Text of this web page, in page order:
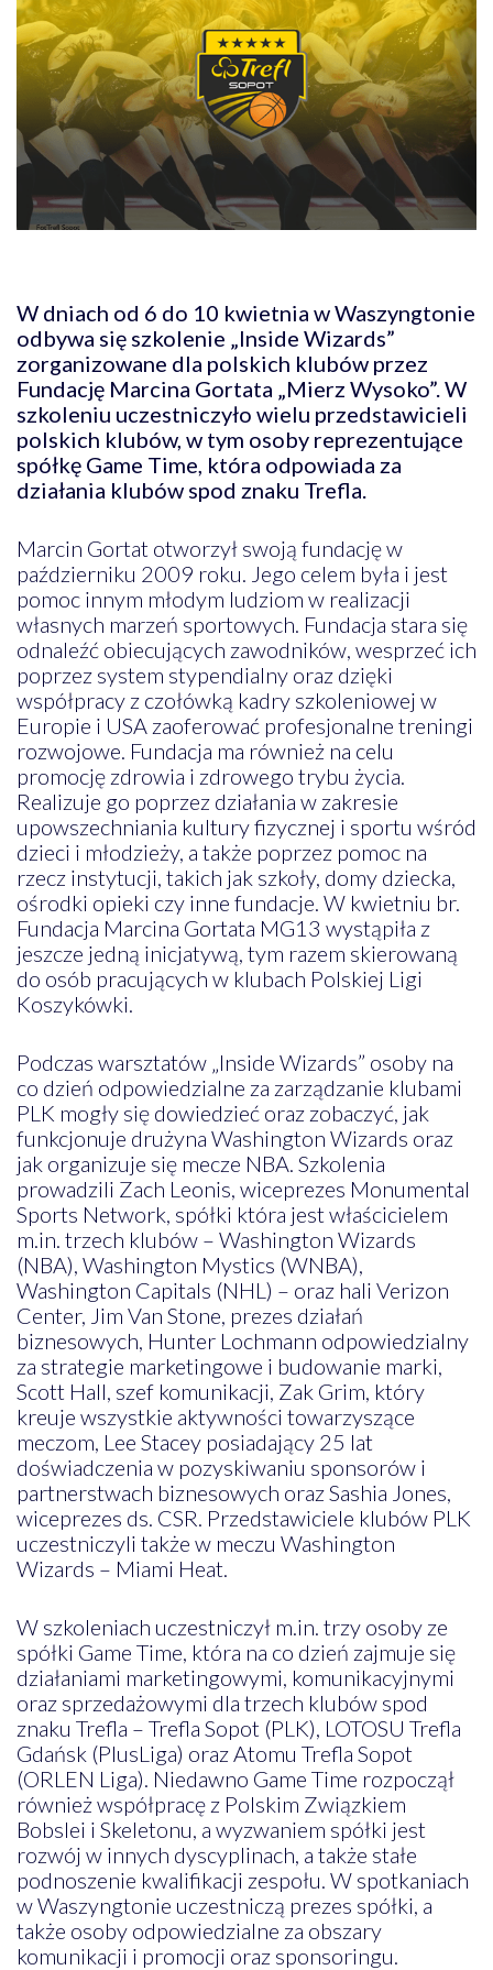
W dniach od 6 do 10 kwietnia w Waszyngtonie
odbywa się szkolenie „Inside Wizards”
zorganizowane dla polskich klubów przez
Fundację Marcina Gortata „Mierz Wysoko”.W
szkoleniu uczestniczyło wielu przedstawicieli
polskich klubów, w tym osoby reprezentujące
spółkę Game Time, która odpowiada za
działania klubów spod znaku Trefla.
Marcin Gortat otworzył swoją fundację w
październiku 2009 roku. Jego celem była i jest
pomoc innym młodym ludziom w realizacji
własnych marzeń sportowych. Fundacja stara się
odnaleźć obiecujących zawodników, wesprzeć ich
poprzez system stypendialny oraz dzięki
współpracy z czołówką kadry szkoleniowej w
Europie i USA zaoferować profesjonalne treningi
rozwojowe. Fundacja ma również na celu
promocję zdrowia i zdrowego trybu życia.
Realizuje go poprzez działania w zakresie
upowszechniania kultury fizycznej i sportu wśród
dzieci i młodzieży, a także poprzez pomoc na
rzecz instytucji, takich jak szkoły, domy dziecka,
ośrodki opieki czy inne fundacje. W kwietniu br.
Fundacja Marcina Gortata MG13 wystąpiła z
jeszcze jedną inicjatywą, tym razem skierowaną
do osób pracujących w klubach Polskiej Ligi
Koszykówki.
Podczas warsztatów „Inside Wizards” osoby na
co dzień odpowiedzialne za zarządzanie klubami
PLK mogły się dowiedzieć oraz zobaczyć, jak
funkcjonuje drużyna Washington Wizards oraz
jak organizuje się mecze NBA. Szkolenia
prowadzili Zach Leonis, wiceprezes Monumental
Sports Network, spółki która jest właścicielem
m.in. trzech klubów – Washington Wizards
(NBA), Washington Mystics (WNBA),
Washington Capitals (NHL) – oraz hali Verizon
Center, Jim Van Stone, prezes działań
biznesowych, Hunter Lochmann odpowiedzialny
za strategie marketingowe i budowanie marki,
Scott Hall, szef komunikacji, Zak Grim, który
kreuje wszystkie aktywności towarzyszące
meczom, Lee Stacey posiadający 25 lat
doświadczenia w pozyskiwaniu sponsorów i
partnerstwach biznesowych oraz Sashia Jones,
wiceprezes ds. CSR. Przedstawiciele klubów PLK
uczestniczyli także w meczu Washington
Wizards – Miami Heat.
W szkoleniach uczestniczył m.in. trzy osoby ze
spółki Game Time, która na co dzień zajmuje się
działaniami marketingowymi, komunikacyjnymi
oraz sprzedażowymi dla trzech klubów spod
znaku Trefla – Trefla Sopot (PLK), LOTOSU Trefla
Gdańsk (PlusLiga) oraz Atomu Trefla Sopot
(ORLEN Liga). Niedawno Game Time rozpoczął
również współpracę z Polskim Związkiem
Bobslei i Skeletonu, a wyzwaniem spółki jest
rozwój w innych dyscyplinach, a także stałe
podnoszenie kwalifikacji zespołu. W spotkaniach
w Waszyngtonie uczestniczą prezes spółki, a
także osoby odpowiedzialne za obszary
komunikacji i promocji oraz sponsoringu.